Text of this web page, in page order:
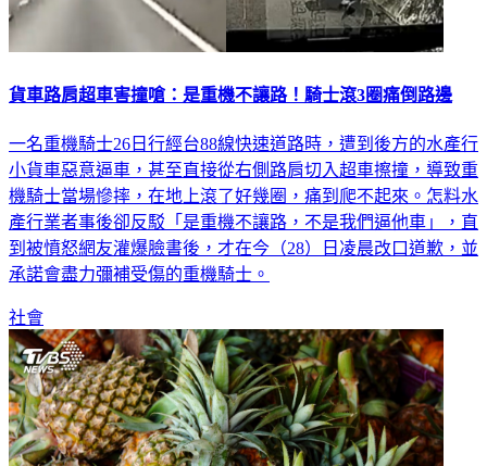
貨車路肩超車害撞嗆：是重機不讓路！騎士滾3圈痛倒路邊
一名重機騎士26日行經台88線快速道路時，遭到後方的水產行
小貨車惡意逼車，甚至直接從右側路肩切入超車擦撞，導致重
機騎士當場慘摔，在地上滾了好幾圈，痛到爬不起來。怎料水
產行業者事後卻反駁「是重機不讓路，不是我們逼他車」，直
到被憤怒網友灌爆臉書後，才在今（28）日凌晨改口道歉，並
承諾會盡力彌補受傷的重機騎士。
社會